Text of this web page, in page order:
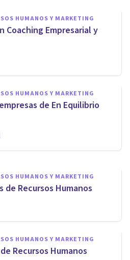
HUMANOS Y MARKETING
Coaching Empresarial y
HUMANOS Y MARKETING
de En Equilibrio
Másters en
HUMANOS Y MARKETING
de Recursos Humanos
HUMANOS Y MARKETING
Recursos Humanos